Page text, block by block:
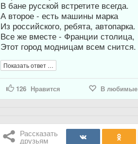
В бане русской встретите всегда.
А второе - есть машины марка
Из российского, ребята, автопарка.
Все же вместе - Франции столица,
Этот город модницам всем снится.
Показать ответ …
126 Нравится В любимые
Рассказать
друзьям